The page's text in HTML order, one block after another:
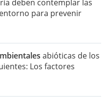
deben contemplar las
para prevenir
abióticas de los
Los factores